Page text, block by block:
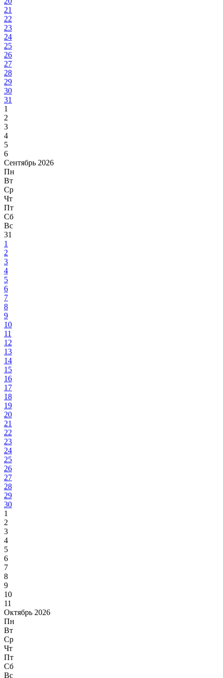
21
22
23
24
25
26
27
28
29
30
31
1
2
3
4
5
6
Сентябрь 2026
Пн
Вт
Ср
Чт
Пт
Сб
Вс
31
1
2
3
4
5
6
7
8
9
10
11
12
13
14
15
16
17
18
19
20
21
22
23
24
25
26
27
28
29
30
1
2
3
4
5
6
7
8
9
10
11
Октябрь 2026
Пн
Вт
Ср
Чт
Пт
Сб
Вс